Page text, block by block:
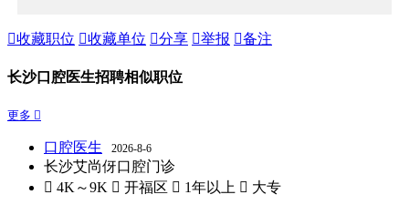
收藏职位 收藏单位 分享 举报 备注
长沙口腔医生招聘相似职位
更多 
口腔医生 2026-8-6
长沙艾尚伢口腔门诊
 4K～9K  开福区  1年以上  大专